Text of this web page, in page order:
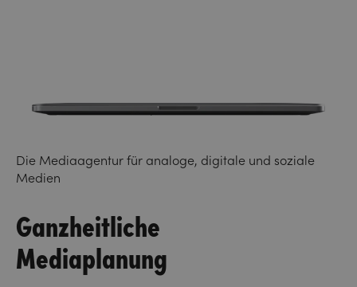
Die Mediaagentur für analoge, digitale und soziale
Medien
Ganzheitliche
Mediaplanung